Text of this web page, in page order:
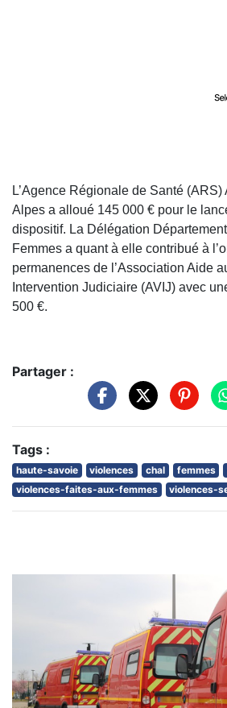
L’Agence Régionale de Santé
Alpes a alloué 145 000 € pour le
dispositif. La Délégation
Femmes a quant à elle contribué à
permanences de l’Association Aide
Intervention Judiciaire (AVIJ) avec
500 €.
Partager :
Tags :
haute-savoie violences chal femmes
violences-faites-aux-femmes
violences-